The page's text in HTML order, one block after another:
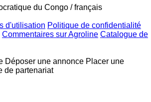
du Congo / français
d'utilisation Politique de confidentialité
Commentaires sur Agroline Catalogue de
Déposer une annonce Placer une
de partenariat